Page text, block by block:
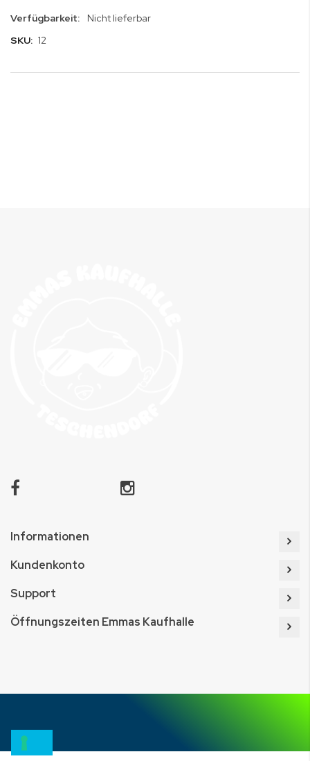
Verfügbarkeit:
Nicht lieferbar
SKU: 12
Informationen
Kundenkonto
Support
Öffnungszeiten Emmas Kaufhalle